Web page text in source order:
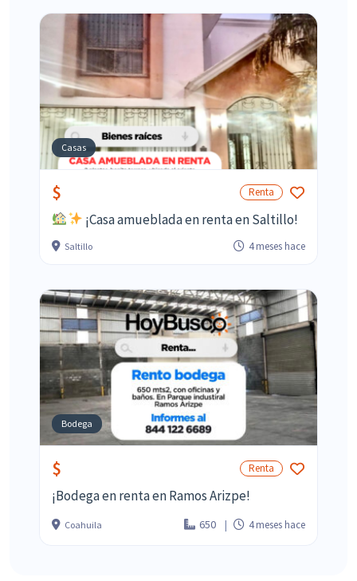
Casas
$ Renta
¡Casa amueblada en renta en Saltillo!
Saltillo 4 meses hace
Bodega
$ Renta
¡Bodega en renta en Ramos Arizpe!
Coahuila 650 4 meses hace